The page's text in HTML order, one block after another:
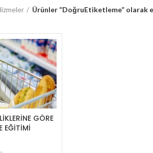
Ürünler “DoğruEtiketleme” olarak
GÖRE
EĞİTİMİ